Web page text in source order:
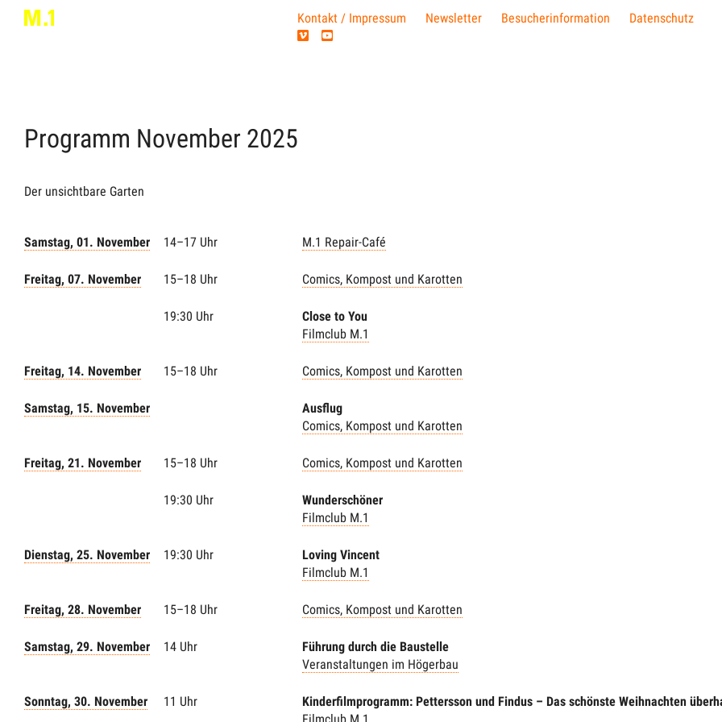
Kontakt / Impressum Newsletter Besucherinformation Datenschutz
Programm November 2025
Der unsichtbare Garten
Samstag, 01. November 14–17 Uhr M.1 Repair-Café
Freitag, 07. November 15–18 Uhr Comics, Kompost und Karotten
19:30 Uhr
Close to You
Filmclub M.1
Freitag, 14. November 15–18 Uhr Comics, Kompost und Karotten
Samstag, 15. November
Ausflug
Comics, Kompost und Karotten
Freitag, 21. November 15–18 Uhr Comics, Kompost und Karotten
19:30 Uhr
Wunderschöner
Filmclub M.1
Dienstag, 25. November 19:30 Uhr
Loving Vincent
Filmclub M.1
Freitag, 28. November 15–18 Uhr Comics, Kompost und Karotten
Samstag, 29. November 14 Uhr
Führung durch die Baustelle
Veranstaltungen im Högerbau
Sonntag, 30. November 11 Uhr
Kinderfilmprogramm: Pettersson und Findus – Das schönste Weihnachten